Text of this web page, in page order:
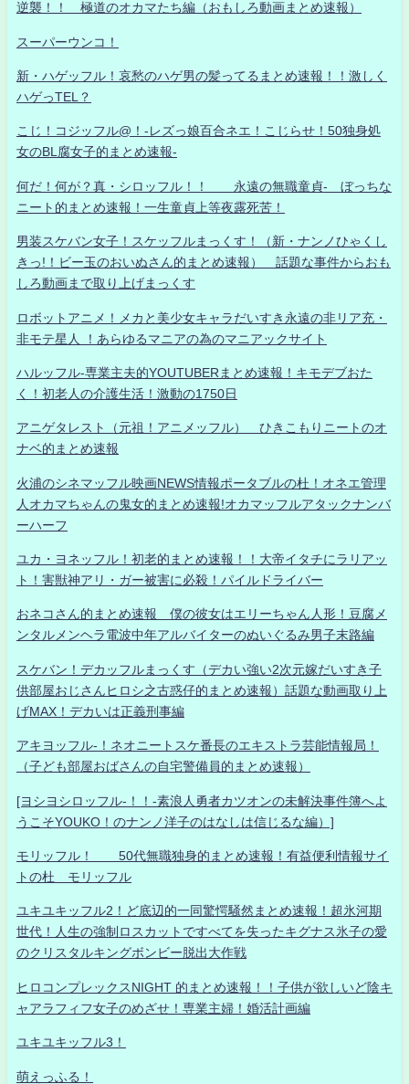
逆襲！！ 極道のオカマたち編（おもしろ動画まとめ速報）
スーパーウンコ！
新・ハゲッフル！哀愁のハゲ男の髪ってるまとめ速報！！激しく
ハゲっTEL？
こじ！コジッフル@！-レズっ娘百合ネエ！こじらせ！50独身処
女のBL腐女子的まとめ速報-
何だ！何が？真・シロッフル！！ 永遠の無職童貞- ぼっちな
ニート的まとめ速報！一生童貞上等夜露死苦！
男装スケバン女子！スケッフルまっくす！（新・ナンノひゃくし
きっ!！ビー玉のおいぬさん的まとめ速報） 話題な事件からおも
しろ動画まで取り上げまっくす
ロボットアニメ！メカと美少女キャラだいすき永遠の非リア充・
非モテ星人 ！あらゆるマニアの為のマニアックサイト
ハルッフル-専業主夫的YOUTUBERまとめ速報！キモデブおた
く！初老人の介護生活！激動の1750日
アニゲタレスト（元祖！アニメッフル） ひきこもりニートのオ
ナベ的まとめ速報
火浦のシネマッフル映画NEWS情報ポータブルの杜！オネエ管理
人オカマちゃんの鬼女的まとめ速報!オカマッフルアタックナンバ
ーハーフ
ユカ・ヨネッフル！初老的まとめ速報！！大帝イタチにラリアッ
ト！害獣神アリ・ガー被害に必殺！パイルドライバー
おネコさん的まとめ速報 僕の彼女はエリーちゃん人形！豆腐メ
ンタルメンヘラ電波中年アルバイターのぬいぐるみ男子末路編
スケバン！デカッフルまっくす（デカい強い2次元嫁だいすき子
供部屋おじさんヒロシ之古惑仔的まとめ速報）話題な動画取り上
げMAX！デカいは正義刑事編
アキヨッフル-！ネオニートスケ番長のエキストラ芸能情報局！
（子ども部屋おばさんの自宅警備員的まとめ速報）
[ヨシヨシロッフル-！！-素浪人勇者カツオンの未解決事件簿へよ
うこそYOUKO！のナンノ洋子のはなしは信じるな編）]
モリッフル！ 50代無職独身的まとめ速報！有益便利情報サイ
トの杜 モリッフル
ユキユキッフル2！ど底辺的一同驚愕騒然まとめ速報！超氷河期
世代！人生の強制ロスカットですべてを失ったキグナス氷子の愛
のクリスタルキングボンビー脱出大作戦
ヒロコンプレックスNIGHT 的まとめ速報！！子供が欲しいど陰キ
ャアラフィフ女子のめざせ！専業主婦！婚活計画編
ユキユキッフル3！
萌えっふる！